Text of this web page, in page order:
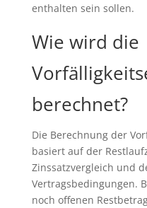
enthalten sein sollen.
Wie wird die
berechnet?
Die Berechnung der
basiert auf der
Zinssatzvergleich und
Vertragsbedingungen.
noch offenen